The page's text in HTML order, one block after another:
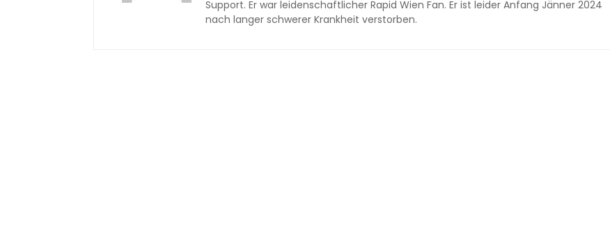
Support. Er war leidenschaftlicher Rapid Wien Fan. Er ist leider Anfang Jänner 2024
nach langer schwerer Krankheit verstorben.